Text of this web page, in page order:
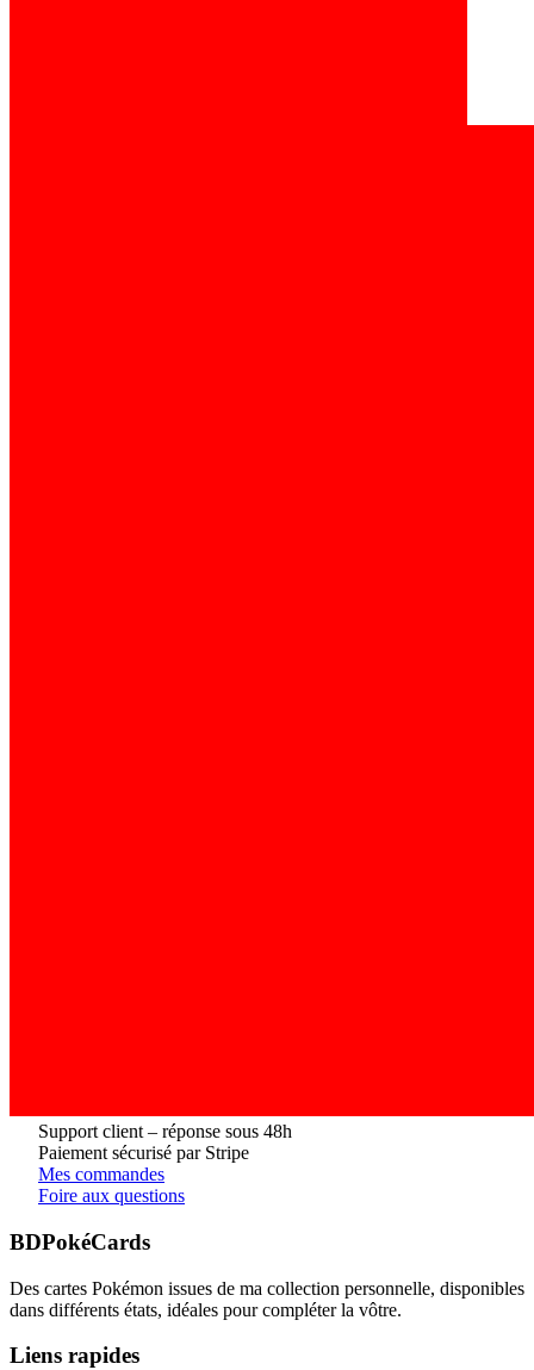
Support client – réponse sous 48h
Paiement sécurisé par Stripe
Mes commandes
Foire aux questions
BDPokéCards
Des cartes Pokémon issues de ma collection personnelle, disponibles
dans différents états, idéales pour compléter la vôtre.
Liens rapides